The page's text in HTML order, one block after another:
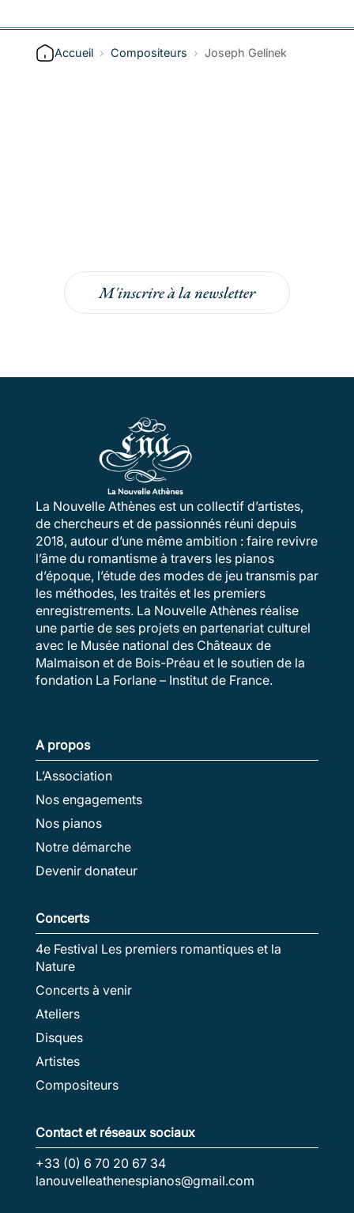
Accueil › Compositeurs › Joseph Gelinek
M'inscrire à la newsletter
La Nouvelle Athènes est un collectif d’artistes,
de chercheurs et de passionnés réuni depuis
2018, autour d’une même ambition : faire revivre
l’âme du romantisme à travers les pianos
d’époque, l’étude des modes de jeu transmis par
les méthodes, les traités et les premiers
enregistrements. La Nouvelle Athènes réalise
une partie de ses projets en partenariat culturel
avec le Musée national des Châteaux de
Malmaison et de Bois-Préau et le soutien de la
fondation La Forlane – Institut de France.
A propos
L’Association
Nos engagements
Nos pianos
Notre démarche
Devenir donateur
Concerts
4e Festival Les premiers romantiques et la
Nature
Concerts à venir
Ateliers
Disques
Artistes
Compositeurs
Contact et réseaux sociaux
+33 (0) 6 70 20 67 34
lanouvelleathenespianos@gmail.com